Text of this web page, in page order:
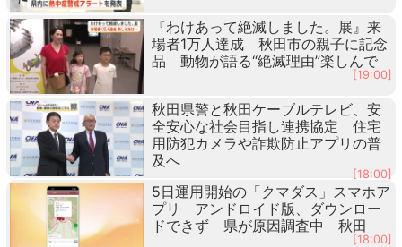
『わけあって絶滅しました。展』来
場者1万人達成 秋田市の親子に記念
品 動物が語る“絶滅理由”楽しんで
[19:00]
秋田県警と秋田ケーブルテレビ、安
全安心な社会目指し連携協定 住宅
用防犯カメラや詐欺防止アプリの普
及へ
[18:00]
5日運用開始の「クマダス」スマホア
プリ アンドロイド版、ダウンロー
ドできず 県が原因調査中 秋田
[18:00]